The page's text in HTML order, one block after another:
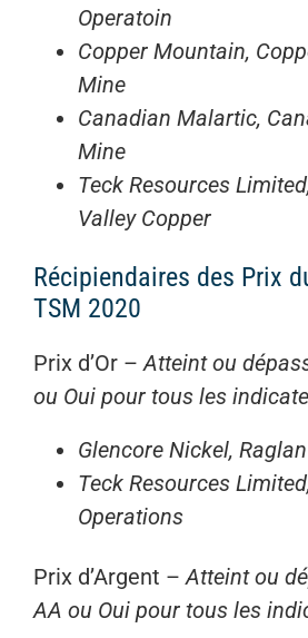
Operatoin
Copper Mountain,
Mine
Canadian Malartic,
Mine
Teck Resources
Valley Copper
Récipiendaires des Prix
TSM 2020
Prix d’Or – Atteint ou
ou Oui pour tous les
Glencore Nickel,
Teck Resources
Operations
Prix d’Argent – Atteint ou
AA ou Oui pour tous les